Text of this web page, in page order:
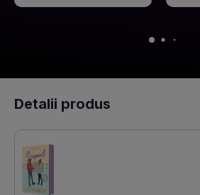
Detalii produs